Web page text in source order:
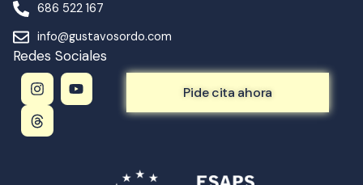
686 522 167
info@gustavosordo.com
Redes Sociales
I
n
t
a
Y
o
u
T
h
e
a
Pide cita ahora